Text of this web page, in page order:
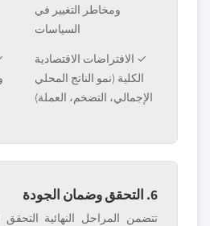
ومخاطر التغيير في
السياسات
✓ الافتراضات الاقتصادية
الكلية (نمو الناتج المحلي
الإجمالي، التضخم، العملة)
6. التحقق وضمان الجودة
تتضمن المراحل النهائية